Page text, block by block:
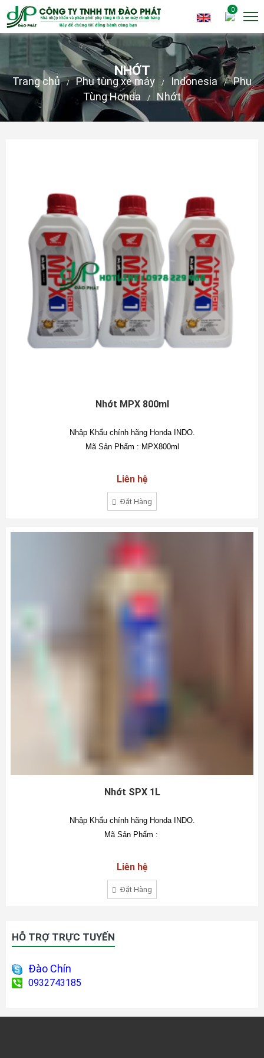
0
Trang chủ / Phụ tùng xe máy / Indonesia /
Phụ
Tùng Honda
/ Nhớt
NHỚT
Nhớt MPX 800ml
Nhập Khẩu chính hãng Honda INDO.
Mã Sản Phẩm : MPX800ml
Liên hệ
Đặt Hàng
Nhớt SPX 1L
Nhập Khẩu chính hãng Honda INDO.
Mã Sản Phẩm :
Liên hệ
Đặt Hàng
HỖ TRỢ TRỰC TUYẾN
Đào Chín
0932743185